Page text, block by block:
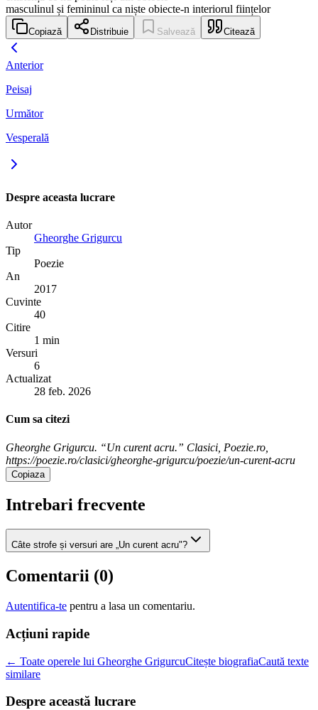
masculinul și femininul ca niște obiecte-n interiorul ființelor
Copiază Distribuie Salvează Citează
Anterior
Peisaj
Următor
Vesperală
Despre aceasta lucrare
Autor
Gheorghe Grigurcu
Tip
Poezie
An
2017
Cuvinte
40
Citire
1 min
Versuri
6
Actualizat
28 feb. 2026
Cum sa citezi
Gheorghe Grigurcu. “Un curent acru.” Clasici, Poezie.ro,
https://poezie.ro/clasici/gheorghe-grigurcu/poezie/un-curent-acru
Copiaza
Intrebari frecvente
Câte strofe și versuri are „Un curent acru"?
Comentarii (0)
Autentifica-te pentru a lasa un comentariu.
Acțiuni rapide
← Toate operele lui Gheorghe GrigurcuCitește biografiaCaută texte
similare
Despre această lucrare